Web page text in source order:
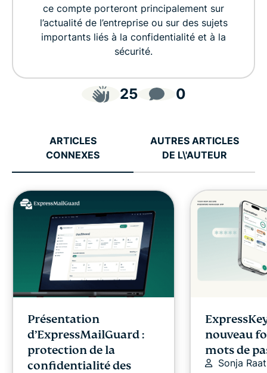
ce compte porteront principalement sur
l’actualité de l’entreprise ou sur des sujets
importants liés à la confidentialité et à la
sécurité.
25 0
ARTICLES
CONNEXES
AUTRES ARTICLES
DE L\'AUTEUR
Présentation
d’ExpressMailGuard :
protection de la
confidentialité des
nouveau
mots de
Sonja